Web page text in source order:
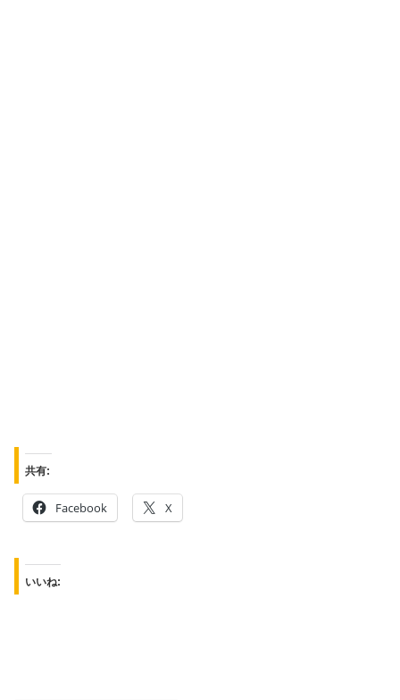
共有:
Facebook X
いいね: